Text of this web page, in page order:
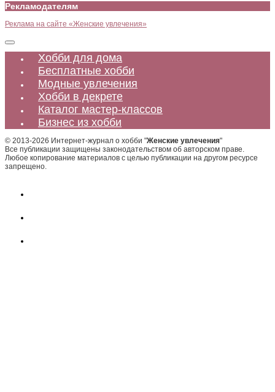
Рекламодателям
Реклама на сайте «Женские увлечения»
Хобби для дома
Бесплатные хобби
Модные увлечения
Хобби в декрете
Каталог мастер-классов
Бизнес из хобби
© 2013-2026 Интернет-журнал о хобби "Женские увлечения"
Все публикации защищены законодательством об авторском праве.
Любое копирование материалов с целью публикации на другом ресурсе
запрещено.